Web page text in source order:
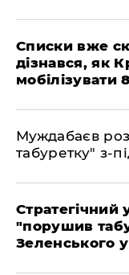
Списки вже
дізнався, як
мобілізувати
Муждабаєв
табуретку" з-
Стратегічний
"порушив
Зеленського